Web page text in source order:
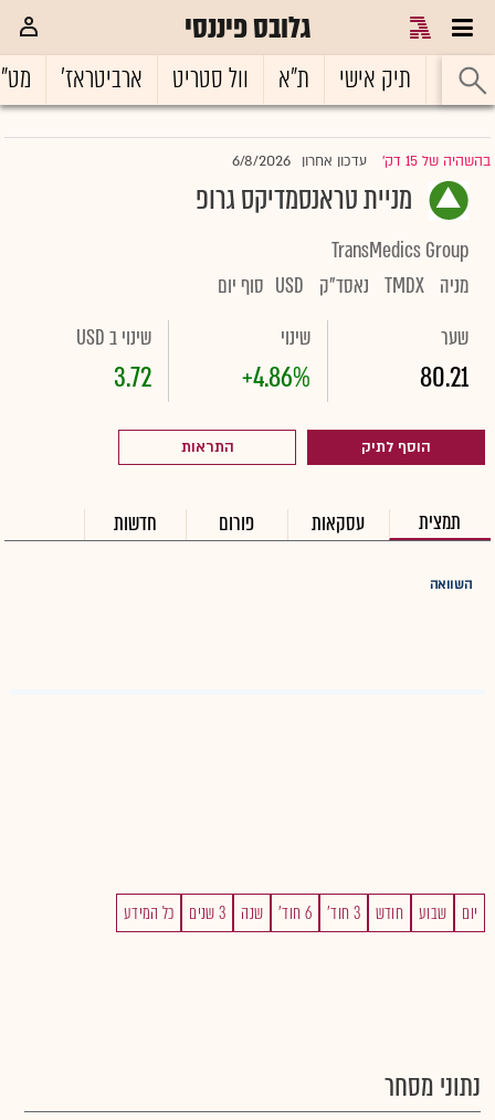
גלובס פיננסי
ראשי תיק אישי ת"א וול סטריט ארביטראז'
בהשהיה של 15 דק' |עדכון אחרון 6/8/2026
מניית טראנסמדיקס גרופ
TransMedics Group
מניה TMDX נאסד"ק USD סוף יום
שער
80.21
שינוי
+4.86%
שינוי ב USD
3.72
הוסף לתיק התראות
תמצית עסקאות פורום חדשות
השוואה
יום שבוע חודש 3 חוד' 6 חוד' שנה 3 שנים כל המידע
נתוני מסחר